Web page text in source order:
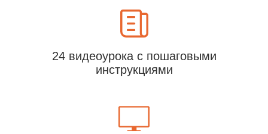
24 видеоурока с пошаговыми
инструкциями